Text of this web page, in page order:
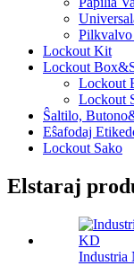
Lockout Kit
Lockout
Lockout
Lockout
Ŝaltilo,
Eŝafodaj
Lockout Sako
Elstaraj
Industria